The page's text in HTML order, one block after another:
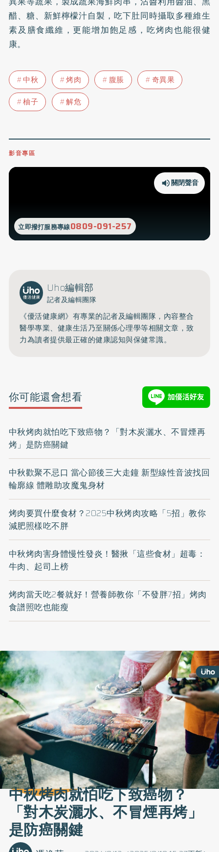
醋、糖、新鮮檸檬汁自製，吃下肚同時攝取多種維生
素及膳食纖維，更能增加飽足感，吃烤肉也能很健
康。
中秋 烤肉 腹脹
奇異果
柚子
解危
影音專區
立即撥打服務專線0809-091-257
關閉聲音
Uho編輯部
記者及編輯團隊
《優活健康網》有專業的記者及編輯團隊，內容整合
醫學專業、健康生活乃至關係心理學等相關文章，致
力為讀者提供最正確的健康認知與保健常識。
你可能還會想看
中秋烤肉就怕吃下致癌物？「對木炭灑水、不冒煙再
烤」是防癌關鍵
中秋歡聚不忌口 當心節後三大走鐘 新型線性音波找回
輪廓線 體雕助攻魔鬼身材
烤肉要買什麼食材？2025中秋烤肉攻略「5招」教你
減肥照樣吃不胖
中秋烤肉害身體慢性發炎！醫揪「這些食材」超毒：
牛肉、起司上榜
烤肉當天吃2餐就好！營養師教你「不發胖7招」烤肉
食譜照吃也能瘦
中秋烤肉就怕吃下致癌物？
「對木炭灑水、不冒煙再烤」
是防癌關鍵